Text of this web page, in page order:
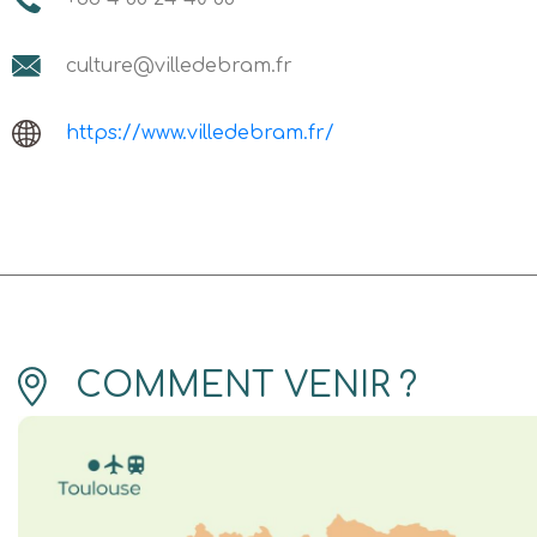
culture@villedebram.fr
https://www.villedebram.fr/
COMMENT VENIR ?